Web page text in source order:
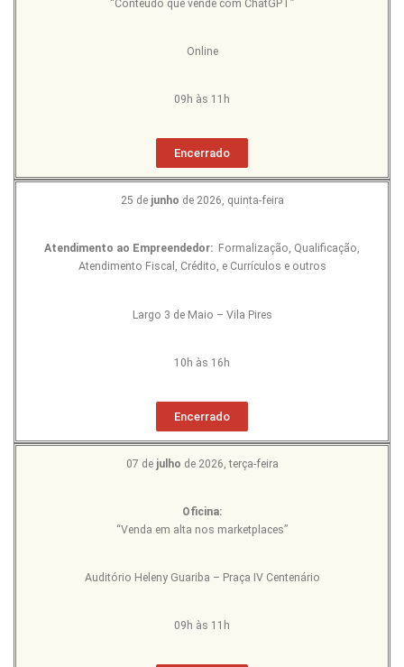
“Conteúdo que vende com ChatGPT”
Online
09h às 11h
Encerrado
25 de junho de 2026, quinta-feira
Atendimento ao Empreendedor: Formalização, Qualificação,
Atendimento Fiscal, Crédito, e Currículos e outros
Largo 3 de Maio – Vila Pires
10h às 16h
Encerrado
07 de julho de 2026, terça-feira
Oficina:
“Venda em alta nos marketplaces”
Auditório Heleny Guariba – Praça IV Centenário
09h às 11h